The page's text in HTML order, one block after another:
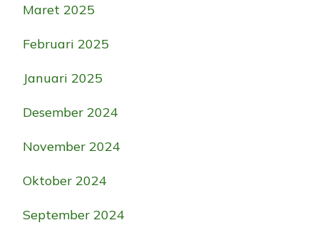
Maret 2025
Februari 2025
Januari 2025
Desember 2024
November 2024
Oktober 2024
September 2024